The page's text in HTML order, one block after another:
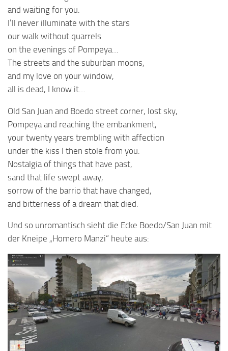
and waiting for you.
I’ll never illuminate with the stars
our walk without quarrels
on the evenings of Pompeya…
The streets and the suburban moons,
and my love on your window,
all is dead, I know it…
Old San Juan and Boedo street corner, lost sky,
Pompeya and reaching the embankment,
your twenty years trembling with affection
under the kiss I then stole from you.
Nostalgia of things that have past,
sand that life swept away,
sorrow of the barrio that have changed,
and bitterness of a dream that died.
Und so unromantisch sieht die Ecke Boedo/San Juan mit
der Kneipe „Homero Manzi“ heute aus: